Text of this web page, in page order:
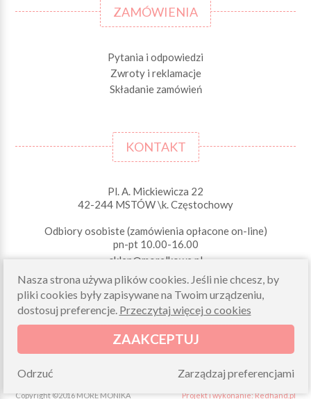
ZAMÓWIENIA
Pytania i odpowiedzi
Zwroty i reklamacje
Składanie zamówień
KONTAKT
Pl. A. Mickiewicza 22
42-244 MSTÓW \k. Częstochowy
Odbiory osobiste (zamówienia opłacone on-line)
pn-pt 10.00-16.00
sklep@morelkowe.pl
+48 34 506 50 60
+48 34 506 50 70
NIP 573 262 56 01
Copyright ©2016 MORE MONIKA Projekt i wykonanie: Redhand.pl
Nasza strona używa plików cookies. Jeśli nie chcesz, by
pliki cookies były zapisywane na Twoim urządzeniu,
dostosuj preferencje. Przeczytaj więcej o cookies
ZAAKCEPTUJ
Zarządzaj preferencjami
Odrzuć